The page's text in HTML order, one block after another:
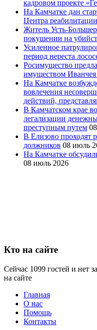
кадровом проекте
На Камчатке дан
Центра
Житель Усть-
покушении на
Усиленное
период нереста
Росимущество
имуществом
На Камчатке
вовлечения
действий,
В Камчатском крае
легализации
преступным путем
В Елизово проходят
должников 08 июль
На Камчатке
08 июль 2026
Кто на сайте
Сейчас 1099 гостей и нет
на сайте
Главная
О нас
Помощь
Контакты